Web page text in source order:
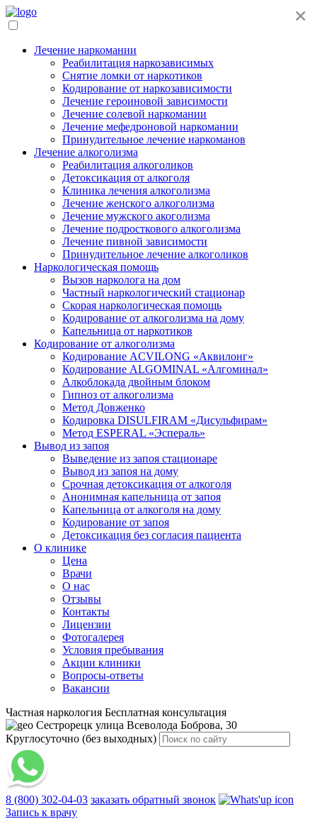
Лечение наркомании
Реабилитация наркозависимых
Снятие ломки от наркотиков
Кодирование от наркозависимости
Лечение героиновой зависимости
Лечение солевой наркомании
Лечение мефедроновой наркомании
Принудительное лечение наркоманов
Лечение алкоголизма
Реабилитация алкоголиков
Детоксикация от алкоголя
Клиника лечения алкоголизма
Лечение женского алкоголизма
Лечение мужского акоголизма
Лечение подросткового алкоголизма
Лечение пивной зависимости
Принудительное лечение алкоголиков
Наркологическая помощь
Вызов нарколога на дом
Частный наркологический стационар
Скорая наркологическая помощь
Кодирование от алкоголизма на дому
Капельница от наркотиков
Кодирование от алкоголизма
Кодирование ACVILONG «Аквилонг»
Кодирование ALGOMINAL «Алгоминал»
Алкоблокада двойным блоком
Гипноз от алкоголизма
Метод Довженко
Кодировка DISULFIRAM «Дисульфирам»
Метод ESPERAL «Эспераль»
Вывод из запоя
Выведение из запоя стационаре
Вывод из запоя на дому
Срочная детоксикация от алкоголя
Анонимная капельница от запоя
Капельница от алкоголя на дому
Кодирование от запоя
Детоксикация без согласия пациента
О клинике
Цена
Врачи
О нас
Отзывы
Контакты
Лицензии
Фотогалерея
Условия пребывания
Акции клиники
Вопросы-ответы
Вакансии
Частная наркология Бесплатная консультация
Сестрорецк улица Всеволода Боброва, 30
Круглосуточно (без выходных)
8 (800) 302-04-03 заказать обратный звонок
Запись к врачу
×